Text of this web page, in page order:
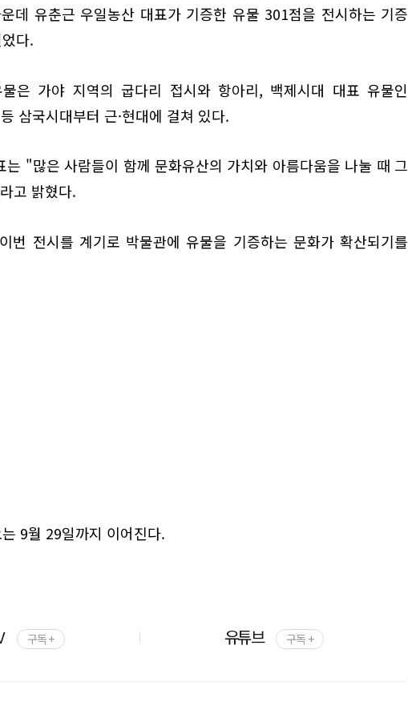
데 유춘근 우일농산 대표가 기증한 유물 301점을 전시하는 기증
다.
은 가야 지역의 굽다리 접시와 항아리, 백제시대 대표 유물인
삼국시대부터 근·현대에 걸쳐 있다.
는 "많은 사람들이 함께 문화유산의 가치와 아름다움을 나눌 때 그
고 밝혔다.
번 전시를 계기로 박물관에 유물을 기증하는 문화가 확산되기를
9월 29일까지 이어진다.
구독 + 유튜브 구독 +